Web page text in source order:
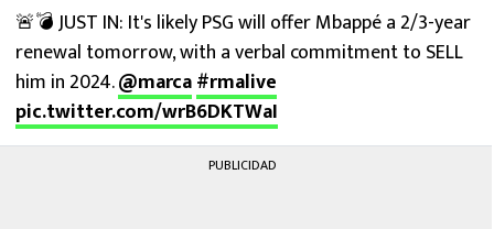
🚨💣 JUST IN: It's likely PSG will offer Mbappé a 2/3-year
renewal tomorrow, with a verbal commitment to SELL
him in 2024.@marca#rmalive
pic.twitter.com/wrB6DKTWaI
PUBLICIDAD